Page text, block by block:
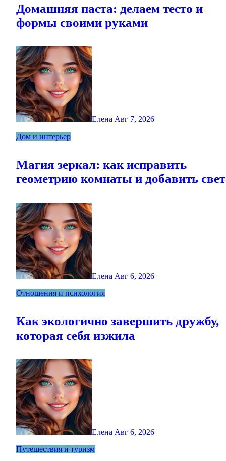
Домашняя паста: делаем тесто и
формы своими руками
Елена Авг 7, 2026
Дом и интерьер
Магия зеркал: как исправить
геометрию комнаты и добавить
Елена Авг 6, 2026
Отношения и психология
Как экологично завершить дружбу,
которая себя изжила
Елена Авг 6, 2026
Путешествия и туризм